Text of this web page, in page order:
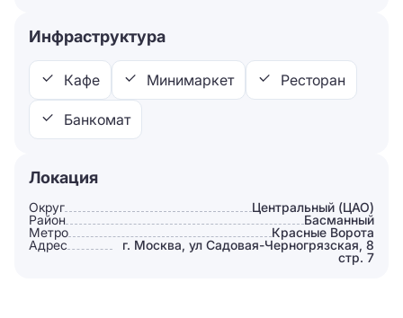
Инфраструктура
Кафе Минимаркет Ресторан
Банкомат
Локация
Округ
Центральный (ЦАО)
Район
Басманный
Метро
Красные Ворота
Адрес
г. Москва, ул Садовая-Черногрязская, 8
стр. 7